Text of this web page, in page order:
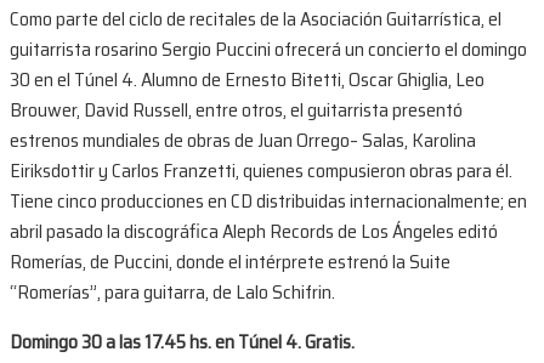
Como parte del ciclo de recitales de la Asociación Guitarrística, el
guitarrista rosarino Sergio Puccini ofrecerá un concierto el domingo
30 en el Túnel 4. Alumno de Ernesto Bitetti, Oscar Ghiglia, Leo
Brouwer, David Russell, entre otros, el guitarrista presentó
estrenos mundiales de obras de Juan Orrego– Salas, Karolina
Eiriksdottir y Carlos Franzetti, quienes compusieron obras para él.
Tiene cinco producciones en CD distribuidas internacionalmente; en
abril pasado la discográfica Aleph Records de Los Ángeles editó
Romerías, de Puccini, donde el intérprete estrenó la Suite
“Romerías”, para guitarra, de Lalo Schifrin.
Domingo 30 a las 17.45 hs. en Túnel 4. Gratis.